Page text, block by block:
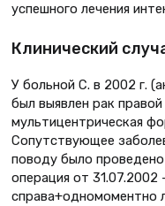
успешного лечения
Клинический
У больной С. в 2002 г.
был выявлен рак
мультицентрическая
Сопутствующее
поводу было
операция от 31.07.2002
справа+одномоментно